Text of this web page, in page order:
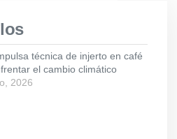
técnica de injerto en café
el cambio climático
2026